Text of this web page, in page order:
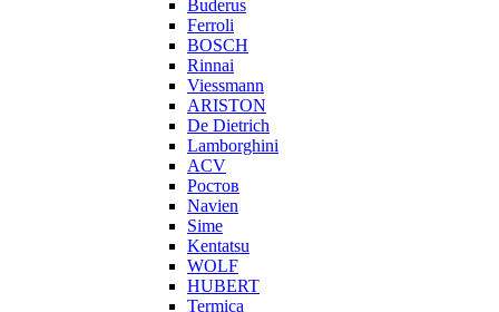
Buderus
Ferroli
BOSCH
Rinnai
Viessmann
ARISTON
De Dietrich
Lamborghini
ACV
Ростов
Navien
Sime
Kentatsu
WOLF
HUBERT
Termica